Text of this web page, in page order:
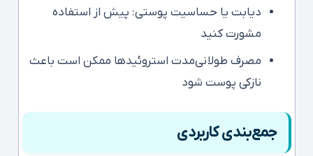
دیابت یا حساسیت پوستی: پیش از استفاده
مشورت کنید
مصرف طولانی‌مدت استروئیدها ممکن است باعث
نازکی پوست شود
جمع‌بندی کاربردی